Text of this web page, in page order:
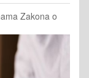
Zakona o